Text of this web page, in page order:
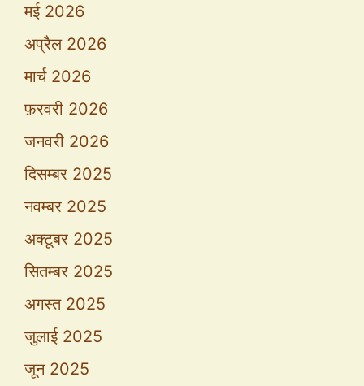
मई 2026
अप्रैल 2026
मार्च 2026
फ़रवरी 2026
जनवरी 2026
दिसम्बर 2025
नवम्बर 2025
अक्टूबर 2025
सितम्बर 2025
अगस्त 2025
जुलाई 2025
जून 2025